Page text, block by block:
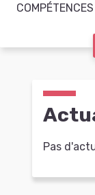
COMPÉTENCES
Pas